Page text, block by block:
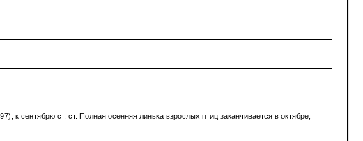
сентябрю ст. ст. Полная осенняя линька взрослых птиц заканчивается в октябре,